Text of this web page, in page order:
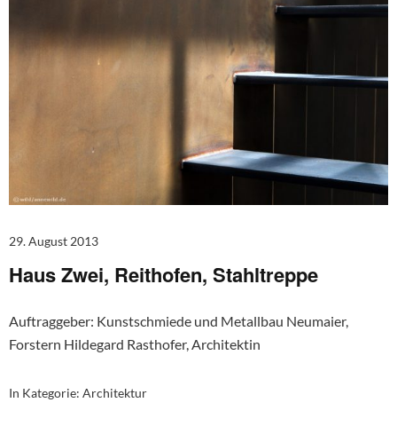
29. August 2013
Haus Zwei, Reithofen, Stahltreppe
Auftraggeber: Kunstschmiede und Metallbau Neumaier,
Forstern Hildegard Rasthofer, Architektin
In Kategorie: Architektur